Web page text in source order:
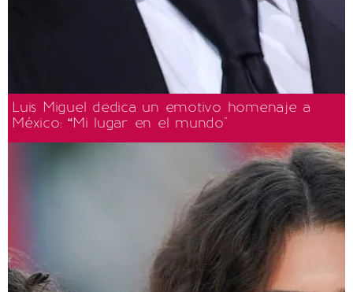
Luis Miguel dedica un emotivo homenaje a
México: “Mi lugar en el mundo"